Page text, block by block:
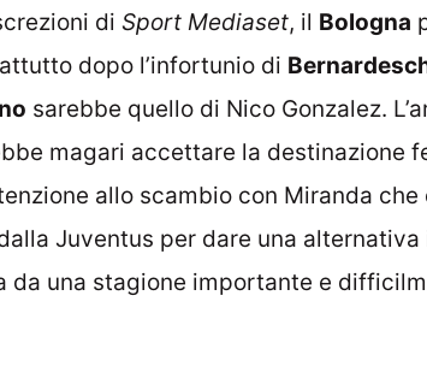
di Sport Mediaset, il Bologna
dopo l’infortunio di
sarebbe quello di Nico Gonzalez.
magari accettare la destinazione
allo scambio con Miranda
Juventus per dare una alternativa
da una stagione importante e